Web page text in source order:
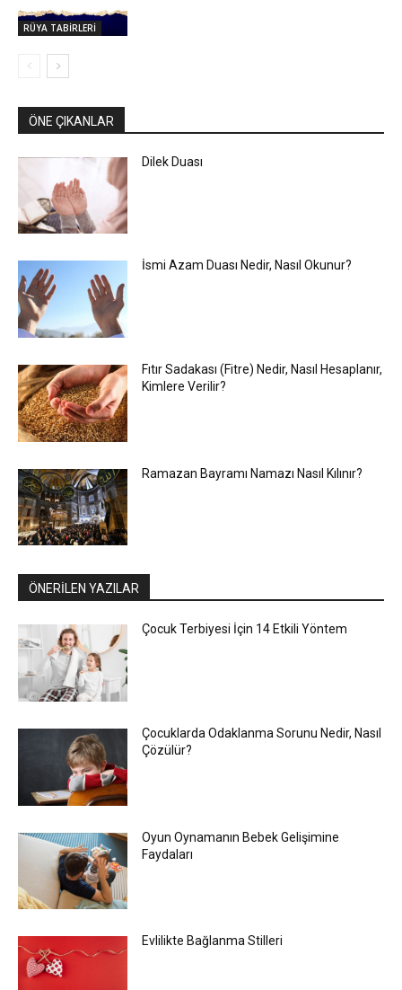
RÜYA TABİRLERİ
ÖNE ÇIKANLAR
Dilek Duası
İsmi Azam Duası Nedir, Nasıl Okunur?
Fıtır Sadakası (Fitre) Nedir, Nasıl Hesaplanır,
Kimlere Verilir?
Ramazan Bayramı Namazı Nasıl Kılınır?
ÖNERİLEN YAZILAR
Çocuk Terbiyesi İçin 14 Etkili Yöntem
Çocuklarda Odaklanma Sorunu Nedir, Nasıl
Çözülür?
Oyun Oynamanın Bebek Gelişimine
Faydaları
Evlilikte Bağlanma Stilleri